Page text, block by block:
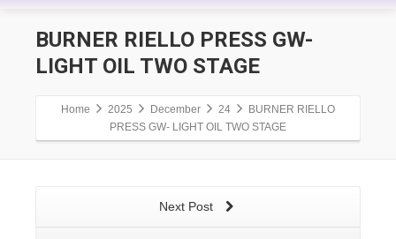
BURNER RIELLO PRESS GW-
LIGHT OIL TWO STAGE
Home 2025 December 24
BURNER RIELLO
PRESS GW- LIGHT OIL TWO STAGE
Next Post